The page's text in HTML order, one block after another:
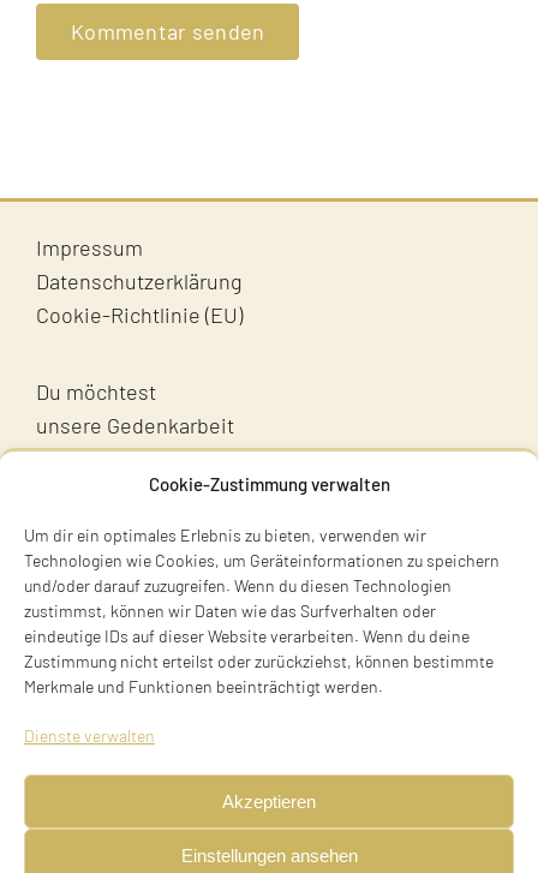
Cookie-Zustimmung verwalten
Um dir ein optimales Erlebnis zu bieten, verwenden wir
Technologien wie Cookies, um Geräteinformationen zu speichern
und/oder darauf zuzugreifen. Wenn du diesen Technologien
zustimmst, können wir Daten wie das Surfverhalten oder
eindeutige IDs auf dieser Website verarbeiten. Wenn du deine
Zustimmung nicht erteilst oder zurückziehst, können bestimmte
Merkmale und Funktionen beeinträchtigt werden.
Dienste verwalten
Akzeptieren
Einstellungen ansehen
Impressum
Datenschutzerklärung
Cookie-Richtlinie (EU)
Du möchtest
unsere Gedenkarbeit
unterstützen?
Unterstütz uns!
Terry Swartzberg
Tel. +49 89 411 54 771
Mobil +49 170 473 3572